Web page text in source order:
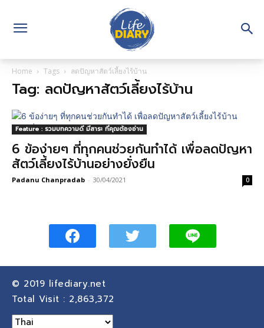
Home Tags ลดปัญหาสัตว์เลี้ยงไร้บ้าน
Tag: ลดปัญหาสัตว์เลี้ยงไร้บ้าน
Feature : รวมบทความดี มีสาระ ที่คุณต้องอ่าน
6 ข้อง่ายๆ ที่ทุกคนช่วยกันทำได้ เพื่อลดปัญหา
สัตว์เลี้ยงไร้บ้านอย่างยั่งยืน
Padanu Chanpradab - 30/04/2021 0
© 2019 lifediary.net
Total Visit : 2,863,372